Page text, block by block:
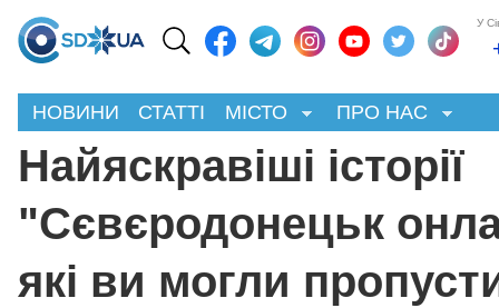
У
НОВИНИ СТАТТІ МІСТО ПРО НАС
Найяскравіші історії
"Сєвєродонецьк
які ви могли